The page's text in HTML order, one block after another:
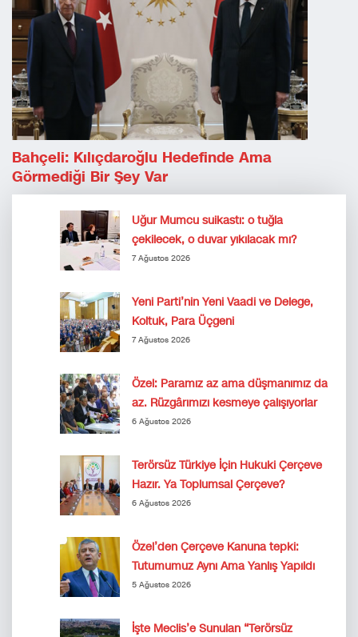
Bahçeli: Kılıçdaroğlu Hedefinde Ama
Görmediği Bir Şey Var
Uğur Mumcu suikastı: o tuğla
çekilecek, o duvar yıkılacak mı?
7 Ağustos 2026
Yeni Parti’nin Yeni Vaadi ve Delege,
Koltuk, Para Üçgeni
7 Ağustos 2026
Özel: Paramız az ama düşmanımız da
az. Rüzgârımızı kesmeye çalışıyorlar
6 Ağustos 2026
Terörsüz Türkiye İçin Hukuki Çerçeve
Hazır. Ya Toplumsal Çerçeve?
6 Ağustos 2026
Özel’den Çerçeve Kanuna tepki:
Tutumumuz Aynı Ama Yanlış Yapıldı
5 Ağustos 2026
İşte Meclis’e Sunulan “Terörsüz